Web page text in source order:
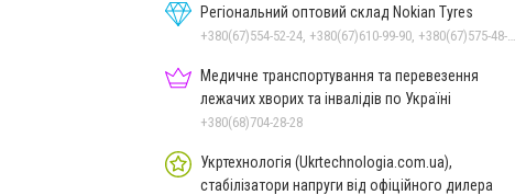
Регіональний оптовий склад Nokian Tyres
Медичне транспортування та перевезення
лежачих хворих та інвалідів по Україні
+380(68)704-28-28
Укртехнологія (Ukrtechnologia.com.ua),
стабілізатори напруги від офіційного дилера